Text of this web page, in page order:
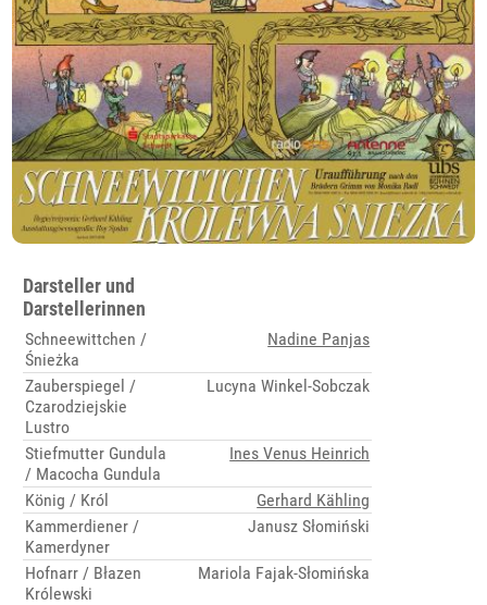
Darsteller und
Darstellerinnen
Schneewittchen /
Śnieżka
Nadine Panjas
Zauberspiegel /
Czarodziejskie
Lustro
Lucyna Winkel-Sobczak
Stiefmutter Gundula
/ Macocha Gundula
Ines Venus Heinrich
König / Król
Gerhard Kähling
Kammerdiener /
Kamerdyner
Janusz Słomiński
Hofnarr / Błazen
Królewski
Mariola Fajak-Słomińska